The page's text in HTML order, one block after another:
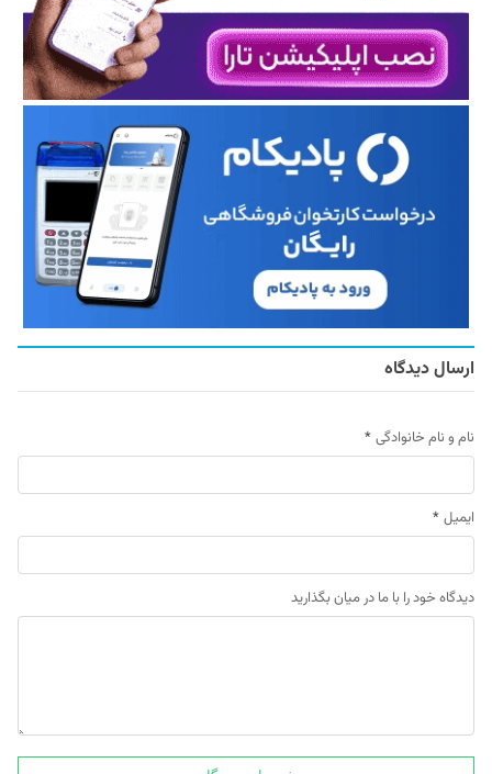
ارسال دیدگاه
نام و نام خانوادگی *
ایمیل *
دیدگاه خود را با ما در میان بگذارید